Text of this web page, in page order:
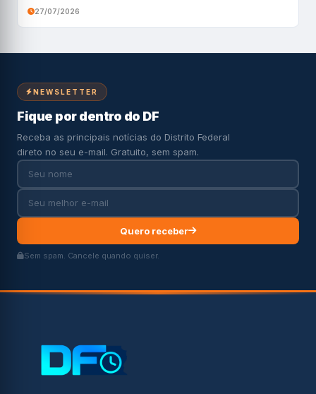
27/07/2026
NEWSLETTER
Fique por dentro do DF
Receba as principais notícias do Distrito Federal
direto no seu e-mail. Gratuito, sem spam.
Quero receber
Sem spam. Cancele quando quiser.